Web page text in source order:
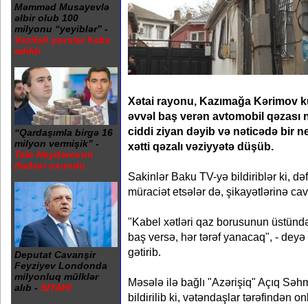
Məmməd Musayevlə
əlbir olub 100
milyonu “yeyiblər” -
Vəzifəli şəxslər həbs
edildi
“Qardaşımla birgə 16
milyon vermişik” -
Tale Heydərovun
ifadəsi oxundu
Deputat Cavanşir
Feyziyev Londonda
milyonluq mülklər
alıb - SİYAHI
Xətai rayonu, Kazımağa Kərimov
əvvəl baş verən avtomobil qəzası
ciddi ziyan dəyib və nəticədə bir
xətti qəzalı vəziyyətə düşüb.
Sakinlər Baku TV-yə bildiriblər ki,
müraciət etsələr də, şikayətlərinə
"Kabel xətləri qaz borusunun
baş versə, hər tərəf yanacaq", - deyə
gətirib.
Məsələ ilə bağlı "Azərişiq" Açıq
bildirilib ki, vətəndaşlar tərəfindən